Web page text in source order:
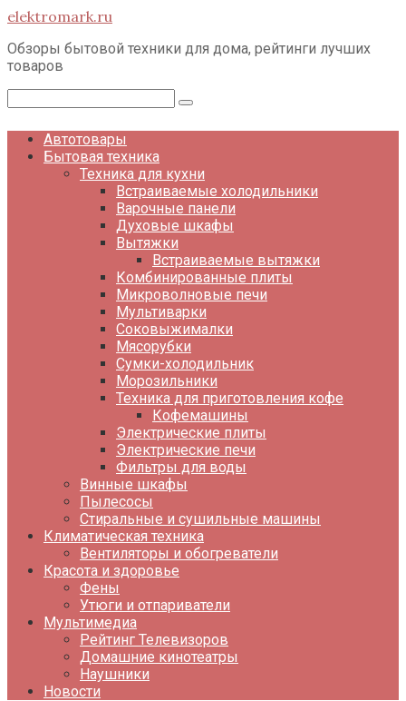
Перейти
контенту
elektromark.ru
Обзоры бытовой техники для дома, рейтинги лучших
товаров
Автотовары
Бытовая техника
Техника для кухни
Встраиваемые холодильники
Варочные панели
Духовые шкафы
Вытяжки
Встраиваемые вытяжки
Комбинированные плиты
Микроволновые печи
Мультиварки
Соковыжималки
Мясорубки
Сумки-холодильник
Морозильники
Техника для приготовления кофе
Кофемашины
Электрические плиты
Электрические печи
Фильтры для воды
Винные шкафы
Пылесосы
Стиральные и сушильные машины
Климатическая техника
Вентиляторы и обогреватели
Красота и здоровье
Фены
Утюги и отпариватели
Мультимедиа
Рейтинг Телевизоров
Домашние кинотеатры
Наушники
Новости